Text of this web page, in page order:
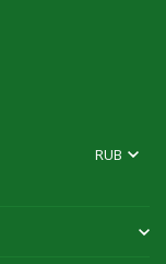
RUB